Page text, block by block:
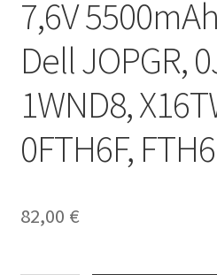
7,6V
Dell JOPGR,
1WND8,
0FTH6F,
82,00 €